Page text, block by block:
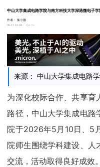
中山大学集成电路学院与南方科技大学深港微电子
作者：集小微
06-15 16:44
4.5w
来源： 中山大学集成电路
为深化校际合作、共享育
路径，中山大学集成电路
院于2026年5月10日、5
院师生围绕学科建设、人
交流，活动取得良好成效。